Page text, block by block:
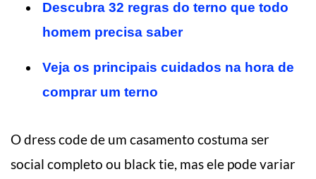
Descubra 32 regras do terno que todo
homem precisa saber
Veja os principais cuidados na hora de
comprar um terno
O dress code de um casamento costuma ser
social completo ou black tie, mas ele pode variar